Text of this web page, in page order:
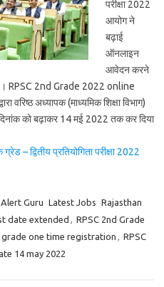
परीक्षा 2022
आयोग ने
बढ़ाई
ऑनलाइन
आवेदन करने
RPSC 2nd Grade 2022 online
वरिष्ठ अध्यापक (माध्यमिक शिक्षा विभाग)
को बढ़ाकर 14 मई 2022 तक कर दिया
– द्वितीय प्रतियोगिता परीक्षा 2022
Guru Latest Jobs Rajasthan
date extended , RPSC 2nd Grade
grade one time registration , RPSC
14 may 2022